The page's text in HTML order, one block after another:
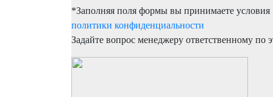
*Заполняя поля формы вы принимаете условия
политики конфиденциальности
Задайте вопрос менеджеру ответственному по